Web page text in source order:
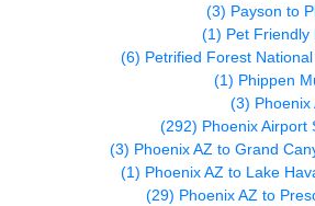
Payson to
(3)
Pet Friendly
(1)
Petrified Forest
(6)
Phippen
(1)
Phoenix
(3)
Phoenix Airport
(292)
Phoenix AZ to Grand
(3)
Phoenix AZ to Lake
(1)
Phoenix AZ to
(29)